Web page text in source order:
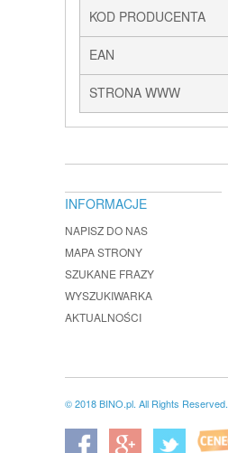
KOD PRODUCENTA
EAN
STRONA WWW
INFORMACJE
NAPISZ DO NAS
MAPA STRONY
SZUKANE FRAZY
WYSZUKIWARKA
AKTUALNOŚCI
© 2018 BINO.pl. All Rights Reserved.